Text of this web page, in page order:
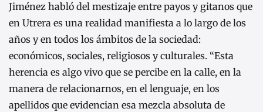
Jiménez habló del mestizaje entre payos y gitanos que
en Utrera es una realidad manifiesta a lo largo de los
años y en todos los ámbitos de la sociedad:
económicos, sociales, religiosos y culturales. “Esta
herencia es algo vivo que se percibe en la calle, en la
manera de relacionarnos, en el lenguaje, en los
apellidos que evidencian esa mezcla absoluta de